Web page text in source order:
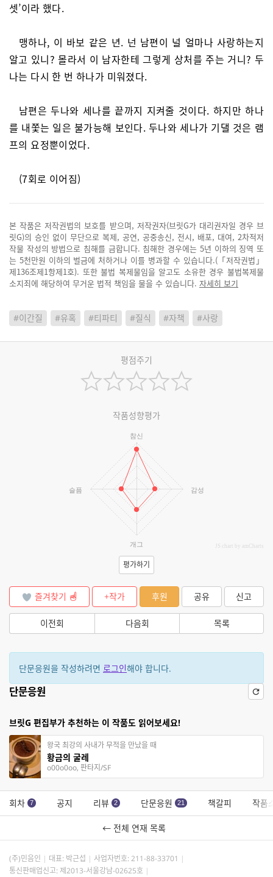
셋’이라 했다.
맹하나, 이 바보 같은 년. 넌 남편이 널 얼마나 사랑하는지
알고 있니? 몰라서 이 남자한테 그렇게 상처를 주는 거니? 두
나는 다시 한 번 하나가 미워졌다.
남편은 두나와 세나를 끝까지 지켜줄 것이다. 하지만 하나
를 내쫓는 일은 불가능해 보인다. 두나와 세나가 기댈 것은 램
프의 요정뿐이었다.
(7회로 이어짐)
본 작품은 저작권법의 보호를 받으며, 저작권자(브릿G가 대리권자일 경우 브
릿G)의 승인 없이 무단으로 복제, 공연, 공중송신, 전시, 배포, 대여, 2차적저
작물 작성의 방법으로 침해를 금합니다. 침해한 경우에는 5년 이하의 징역 또
는 5천만원 이하의 벌금에 처하거나 이를 병과할 수 있습니다.(「저작권법」
제136조제1항제1호). 또한 불법 복제물임을 알고도 소유한 경우 불법복제물
소지죄에 해당하여 무거운 법적 책임을 물을 수 있습니다. 자세히 보기
#이간질 #유혹 #티파티 #질식 #자책 #사랑
평점주기
작품성향평가
참신
감성
개그
슬픔
JS chart by amCharts
평가하기
즐겨찾기 +작가 후원 공유 신고
이전회 다음회 목록
단문응원을 작성하려면 로그인해야 합니다.
단문응원
브릿G 편집부가 추천하는 이 작품도 읽어보세요!
왕국 최강의 사내가 무적을 만났을 때
황금의 굴레
o00o0oo, 판타지/SF
회차 7 공지 리뷰 2 단문응원 21 책갈피 작품
← 전체 연재 목록
(주)민음인 대표: 박근섭 사업자번호: 211-88-33701
통신판매업신고: 제2013-서울강남-02625호